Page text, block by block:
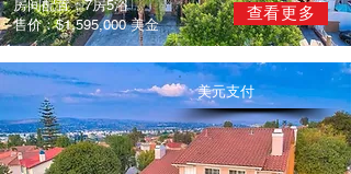
房间配置：7房5浴
售价：$1,595,000 美金
查看更多
美元支付